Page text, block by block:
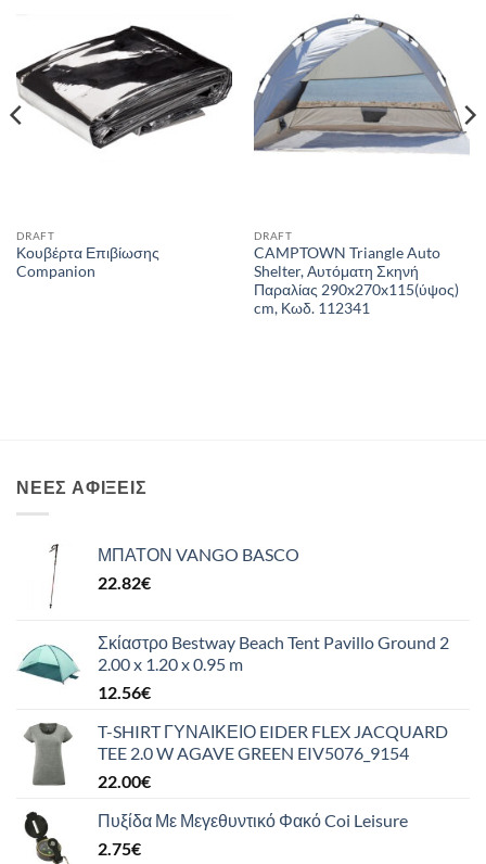
DRAFT
Κουβέρτα Επιβίωσης
Companion
DRAFT
CAMPTOWN Triangle Auto
Shelter, Αυτόματη Σκηνή
Παραλίας 290x270x115(ύψος)
cm, Κωδ. 112341
ΝΈΕΣ ΑΦΊΞΕΙΣ
ΜΠΑΤΟΝ VANGO BASCO
22.82€
Σκίαστρο Bestway Beach Tent Pavillo Ground 2
2.00 x 1.20 x 0.95 m
12.56€
T-SHIRT ΓΥΝΑΙΚΕΙΟ EIDER FLEX JACQUARD
TEE 2.0 W AGAVE GREEN EIV5076_9154
22.00€
Πυξίδα Με Μεγεθυντικό Φακό Coi Leisure
2.75€